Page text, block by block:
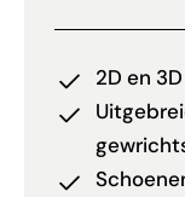
2D en